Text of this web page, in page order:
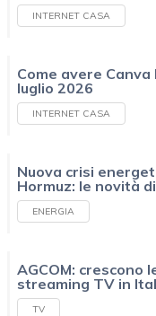
INTERNET CASA
Come avere
luglio 2026
INTERNET CASA
Nuova crisi
Hormuz: le novità
ENERGIA
AGCOM: crescono
streaming TV in
TV